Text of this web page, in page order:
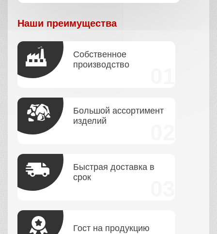
Наши преимущества
Собственное
производство
Большой ассортимент
изделий
Быстрая доставка в
срок
Гост на продукцию